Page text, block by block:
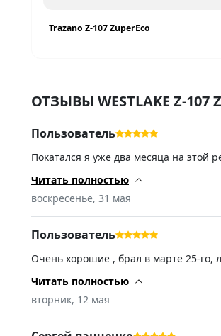
Trazano Z-107 ZuperEco
ОТЗЫВЫ WESTLAKE Z-107
Пользователь
Покатался я уже два месяца на
Читать полностью
воскресенье, 31 мая
Пользователь
Очень хорошие , брал в марте 25-го,
Читать полностью
вторник, 12 мая